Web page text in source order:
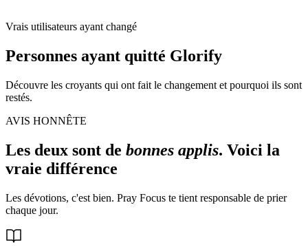
Vrais utilisateurs ayant changé
Personnes ayant quitté Glorify
Découvre les croyants qui ont fait le changement et pourquoi ils sont
restés.
AVIS HONNÊTE
Les deux sont de bonnes applis. Voici la
vraie différence
Les dévotions, c'est bien. Pray Focus te tient responsable de prier
chaque jour.